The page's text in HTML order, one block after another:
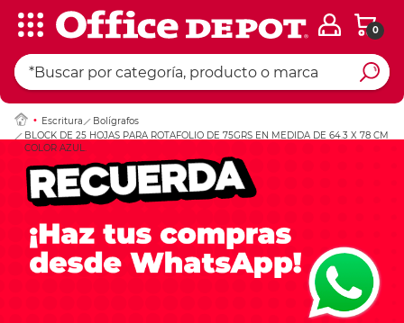
0
Escritura
Bolígrafos
BLOCK DE 25 HOJAS PARA ROTAFOLIO DE 75GRS EN MEDIDA DE 64.3 X 78 CM
COLOR AZUL.
Ingresar Codigo